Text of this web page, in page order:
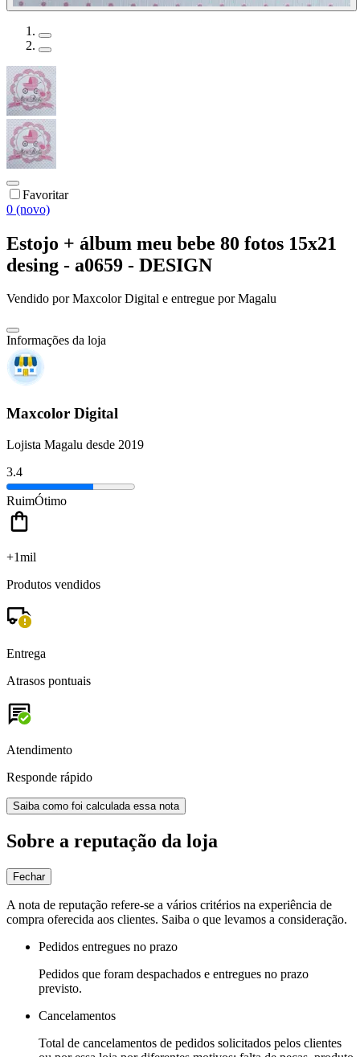
Favoritar
0 (novo)
Estojo + álbum meu bebe 80 fotos 15x21
desing - a0659 - DESIGN
Vendido porMaxcolor Digital e entregue por Magalu
Informações da loja
Maxcolor Digital
Lojista Magalu desde 2019
3.4
RuimÓtimo
+1mil
Produtos vendidos
Entrega
Atrasos pontuais
Atendimento
Responde rápido
Saiba como foi calculada essa nota
Sobre a reputação da loja
Fechar
A nota de reputação refere-se a vários critérios na experiência de
compra oferecida aos clientes. Saiba o que levamos a consideração.
Pedidos entregues no prazo
Pedidos que foram despachados e entregues no prazo
previsto.
Cancelamentos
Total de cancelamentos de pedidos solicitados pelos clientes